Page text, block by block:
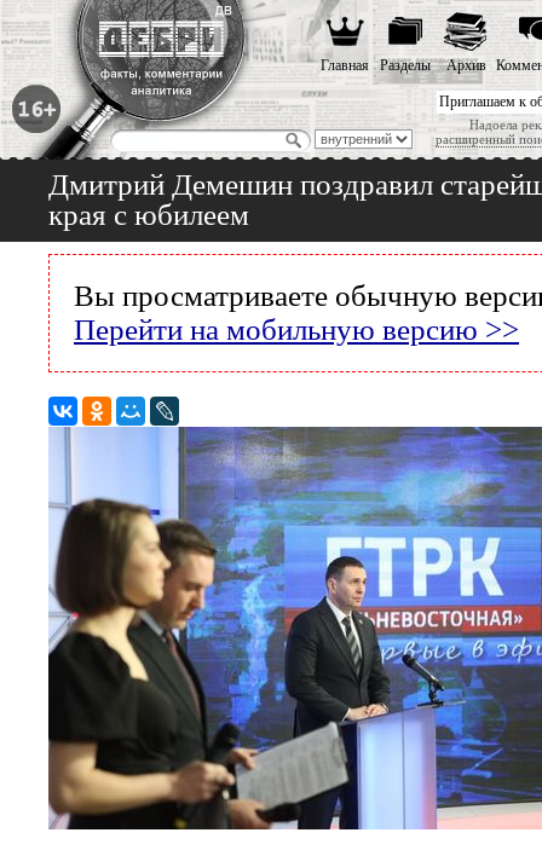
Приглашаем к
Надоела
расширенный
Главная Разделы Архив
Дмитрий Демешин поздравил
края с юбилеем
Вы просматриваете обычную
Перейти на мобильную версию >>